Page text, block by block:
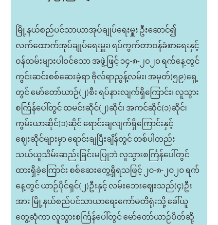
မြို့နယ်စည်ပင်သာယာအုပ်ချုပ်ရေးမှူး ဦးဆောင်၍
လက်ထောက်အုပ်ချုပ်ရေးမှူး၊ ရပ်ကွက်တာဝန်ခံစာရေးနှင့်
ဝန်ထမ်းများပါဝင်သော အဖွဲ့ဖြင့် ၁၄-၈-၂၀၂၀ ရက်နေ့တွင်
ကွင်းဆင်းစစ်ဆေးခဲ့ရာ ဗိုလ်ရာညွန့်လမ်း၊ အမှတ်(၅၉)ရှေ့
တွင် မော်တော်ယာဉ်(၂)စီး ရပ်နားလျက်ရှိကြောင်း၊ လူသွား
စင်္ကြန်ပေါ်တွင် ထမင်းဆိုင်(၂)ဆိုင်၊ အကင်ဆိုင်(၁)ဆိုင်၊
ကွမ်းယာဆိုင်(၁)ဆိုင် ရောင်းချလျက်ရှိကြောင်းနှင့်
ဈေးဆိုင်များမှာ ရောင်းချပြီးချိန်တွင် တစ်ပါတည်း
သယ်ယူသိမ်းဆည်းခြင်းမပြုဘဲ လူသွားစင်္ကြန်ပေါ်တွင်
ထားရှိခဲ့ကြောင်း စစ်ဆေးတွေ့ရှိရသဖြင့် ၂၀-၈-၂၀၂၀ ရက်
နေ့တွင် ယာဉ်ပိုင်ရှင်(၂)ဦးနှင့် လမ်းဘေးဈေးသည်(၄)ဦး
အား မြို့နယ်စည်ပင်သာယာရေးကော်မတီရုံးသို့ ခေါ်ယူ
တွေ့ဆုံကာ လူသွားစင်္ကြန်ပေါ်တွင် မော်တော်ယာဉ်ပိတ်ဆို့